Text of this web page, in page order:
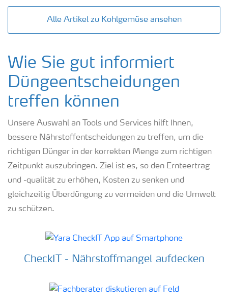
Alle Artikel zu Kohlgemüse ansehen
Wie Sie gut informiert
Düngeentscheidungen
treffen können
Unsere Auswahl an Tools und Services hilft Ihnen,
bessere Nährstoffentscheidungen zu treffen, um die
richtigen Dünger in der korrekten Menge zum richtigen
Zeitpunkt auszubringen. Ziel ist es, so den Ernteertrag
und -qualität zu erhöhen, Kosten zu senken und
gleichzeitig Überdüngung zu vermeiden und die Umwelt
zu schützen.
CheckIT - Nährstoffmangel aufdecken